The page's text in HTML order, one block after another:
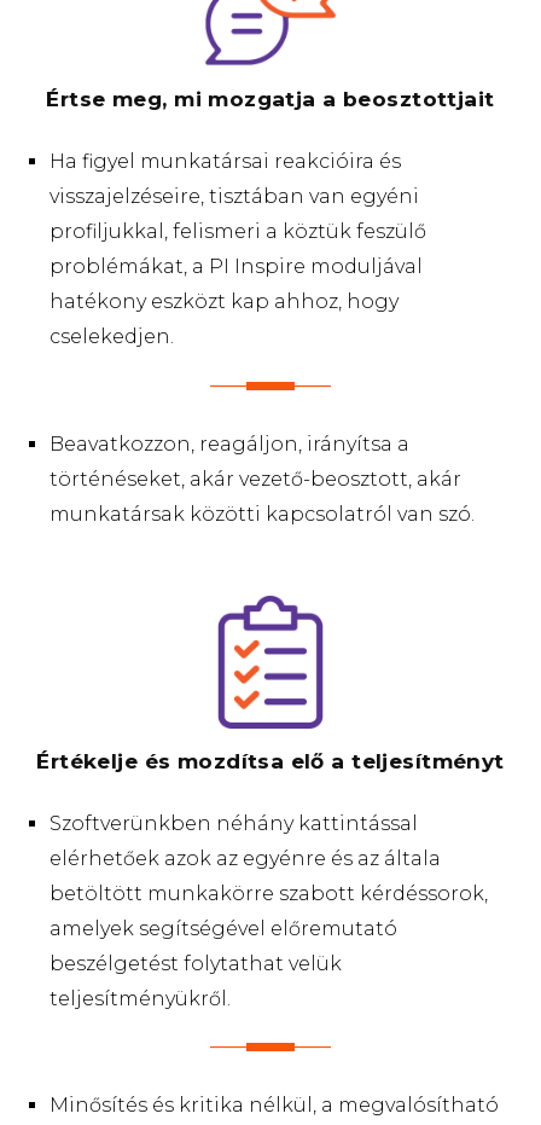
Értse meg, mi mozgatja a beosztottjait
Ha figyel munkatársai reakcióira és
visszajelzéseire, tisztában van egyéni
profiljukkal, felismeri a köztük feszülő
problémákat, a PI Inspire moduljával
hatékony eszközt kap ahhoz, hogy
cselekedjen.
Beavatkozzon, reagáljon, irányítsa a
történéseket, akár vezető-beosztott, akár
munkatársak közötti kapcsolatról van szó.
Értékelje és mozdítsa elő a teljesítményt
Szoftverünkben néhány kattintással
elérhetőek azok az egyénre és az általa
betöltött munkakörre szabott kérdéssorok,
amelyek segítségével előremutató
beszélgetést folytathat velük
teljesítményükről.
Minősítés és kritika nélkül, a megvalósítható